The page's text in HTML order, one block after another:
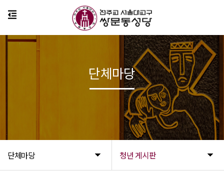
단체마당 청년 게시판
단체마당